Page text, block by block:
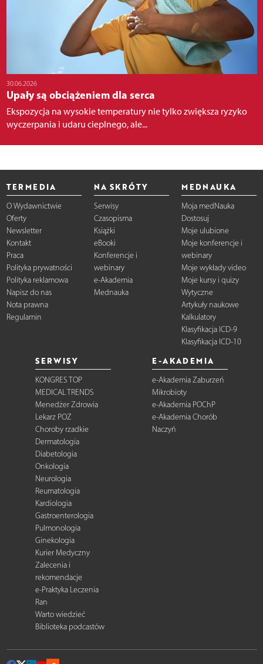
30.06.2026
Upały są obciążeniem dla serca
Ekspozycja na wysokie temperatury nie tylko zwiększa ryzyko
wyczerpania i udaru cieplnego, ale...
TERMEDIA
O Wydawnictwie
Oferty
Newsletter
Kontakt
Praca
Polityka prywatności
Polityka reklamowa
Napisz do nas
Nota prawna
Regulamin
NA SKRÓTY
Serwisy
Czasopisma
Książki
eBooki
Konferencje i
webinary
e-Akademia
Mednauka
MEDNAUKA
Moja medNauka
Dostosuj
Moje ulubione
Moje konferencje i
webinary
Moje wykłady video
Moje kursy i quizy
Wytyczne
Artykuły naukowe
Kalkulatory
Klasyfikacja ICD-9
Klasyfikacja ICD-10
SERWISY
KONGRES TOP
MEDICAL TRENDS
Menedżer Zdrowia
Lekarz POZ
Choroby rzadkie
Dermatologia
Diabetologia
Onkologia
Neurologia
Reumatologia
Kardiologia
Gastroenterologia
Pulmonologia
Ginekologia
Kurier Medyczny
Zalecenia i
rekomendacje
e-Praktyka Leczenia
Ran
Warto wiedzieć
Biblioteka podcastów
E-AKADEMIA
e-Akademia Zaburzeń
Mikrobioty
e-Akademia POChP
e-Akademia Chorób
Naczyń